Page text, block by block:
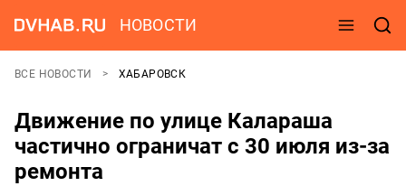
НОВОСТИ
ВСЕ НОВОСТИ ХАБАРОВСК
Движение по улице Калараша
частично ограничат с 30 июля из-за
ремонта